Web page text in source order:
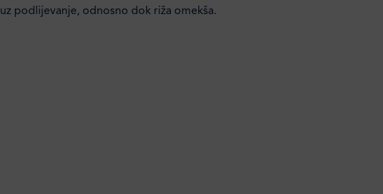
uz podlijevanje, odnosno dok riža omekša.